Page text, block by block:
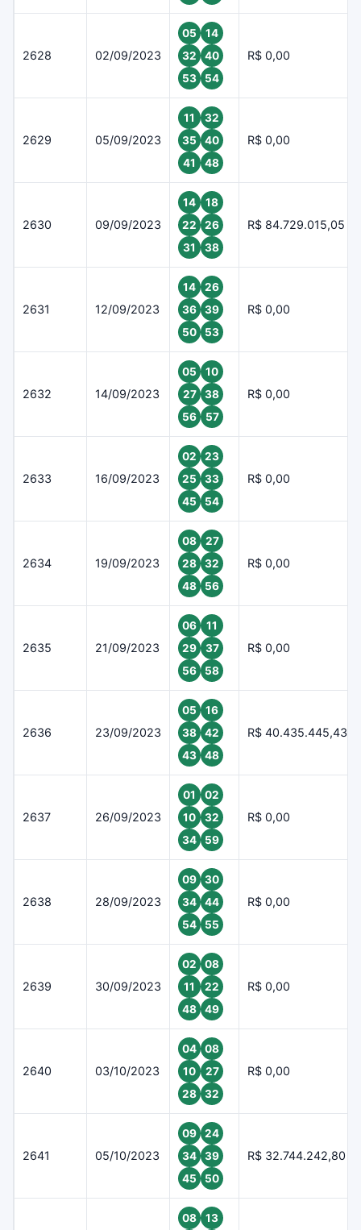
2628 02/09/2023
05
14
32
40
53
54
R$ 0,00
2629 05/09/2023
11
32
35
40
41
48
R$ 0,00
2630 09/09/2023
14
18
22
26
31
38
R$ 84.729.015,05
2631 12/09/2023
14
26
36
39
50
53
R$ 0,00
2632 14/09/2023
05
10
27
38
56
57
R$ 0,00
2633 16/09/2023
02
23
25
33
45
54
R$ 0,00
2634 19/09/2023
08
27
28
32
48
56
R$ 0,00
2635 21/09/2023
06
11
29
37
56
58
R$ 0,00
2636 23/09/2023
05
16
38
42
43
48
R$ 40.435.445,43
2637 26/09/2023
01
02
10
32
34
59
R$ 0,00
2638 28/09/2023
09
30
34
44
54
55
R$ 0,00
2639 30/09/2023
02
08
11
22
48
49
R$ 0,00
2640 03/10/2023
04
08
10
27
28
32
R$ 0,00
2641 05/10/2023
09
24
34
39
45
50
R$ 32.744.242,80
08 13